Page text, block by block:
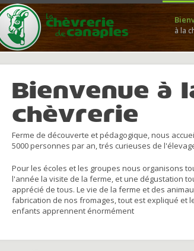
à la
Bienvenue à
chèvrerie
Ferme de découverte et pédagogique, nous
5000 personnes par an, trés curieuses de
Pour les écoles et les groupes nous organisons
l'année la visite de la ferme, et une dégustation
apprécié de tous. Le vie de la ferme et des
fabrication de nos fromages, tout est expliqué et
enfants apprennent énormément